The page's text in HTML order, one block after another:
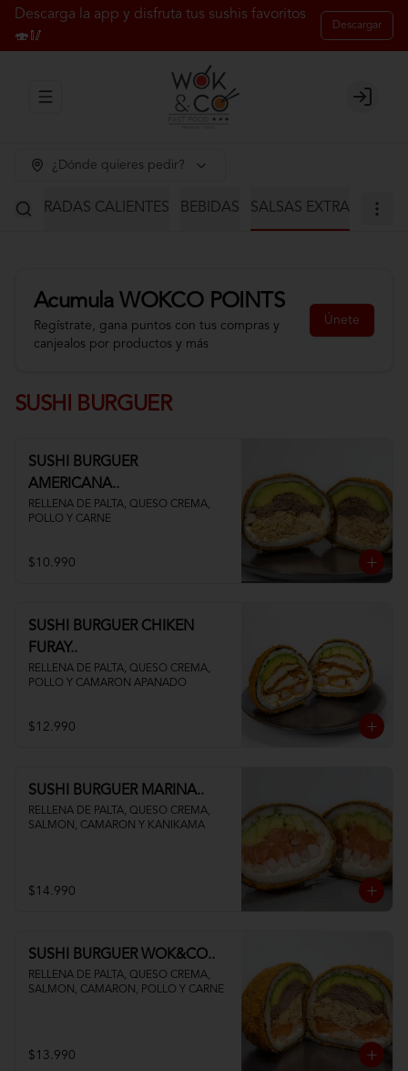
Descarga la app y disfruta tus sushis favoritos
🍣🥢
Descargar
Abrir menu de navegación Login
¿Dónde quieres pedir?
ENTRADAS CALIENTES BEBIDAS SALSAS EXTRA
Acumula WOKCO POINTS
Regístrate, gana puntos con tus compras y
canjealos por productos y más
Únete
SUSHI BURGUER
SUSHI BURGUER
AMERICANA..
RELLENA DE PALTA, QUESO CREMA,
POLLO Y CARNE
$10.990
SUSHI BURGUER CHIKEN
FURAY..
RELLENA DE PALTA, QUESO CREMA,
POLLO Y CAMARON APANADO
$12.990
SUSHI BURGUER MARINA..
RELLENA DE PALTA, QUESO CREMA,
SALMON, CAMARON Y KANIKAMA
$14.990
SUSHI BURGUER WOK&CO..
RELLENA DE PALTA, QUESO CREMA,
SALMON, CAMARON, POLLO Y CARNE
$13.990